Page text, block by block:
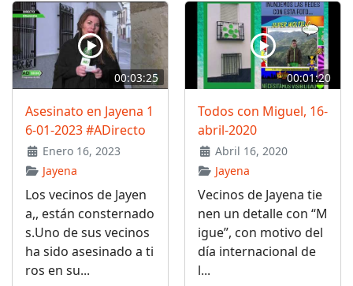
00:03:25
Asesinato en Jayena 1
6-01-2023 #ADirecto
Enero 16, 2023
Jayena
Los vecinos de Jayen
a,, están consternado
s.Uno de sus vecinos
ha sido asesinado a ti
ros en su...
00:01:20
Todos con Miguel, 16-
abril-2020
Abril 16, 2020
Jayena
Vecinos de Jayena tie
nen un detalle con “M
igue”, con motivo del
día internacional de
l...